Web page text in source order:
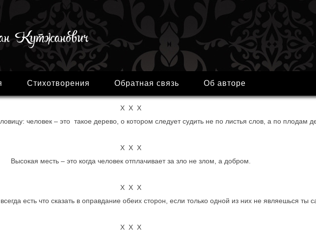
Стихотворения Обратная связь Об авторе
Х Х Х
человек – это такое дерево, о котором следует судить не по листья слов, а по плодам
Х Х Х
Высокая месть – это когда человек отплачивает за зло не злом, а добром.
Х Х Х
есть что сказать в оправдание обеих сторон, если только одной из них не являешься ты
Х Х Х